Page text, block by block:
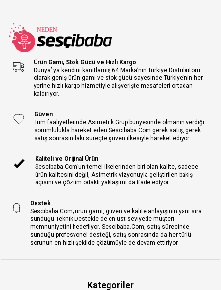
Ürün Gamı, Stok Gücü ve Hızlı Kargo
Dünya’ ya kendini kanıtlamış 64 Marka’nın Türkiye Distribütörü
olarak geniş ürün gamı ve stok gücü sayesinde Türkiye’nin her
yerine hızlı kargo hizmetiyle alışverişte mesafeleri ortadan
kaldırıyor.
Güven
Tüm faaliyetlerinde Asimetrik Grup bünyesinde olmanın verdiği
sorumlulukla hareket eden Sescibaba.Com gerek satış, gerek
satış sonrasındaki süreçte güven ilkesiyle hareket ediyor.
Kaliteli ve Orijinal Ürün
Sescibaba.Com’un temel ilkelerinden biri olan kalite, sadece
ürün kalitesini değil, Asimetrik vizyonuyla geliştirilen bakış
açısını ve çözüm odaklı yaklaşımı da ifade ediyor.
Destek
Sescibaba.Com; ürün gamı, güven ve kalite anlayışının yanı sıra
sunduğu Teknik Destekle de en üst seviyede müşteri
memnuniyetini hedefliyor. Sescibaba.Com, satış sürecinde
sunduğu profesyonel desteği, satış sonrasında da her türlü
sorunun en hızlı şekilde çözümüyle de devam ettiriyor.
Kategoriler